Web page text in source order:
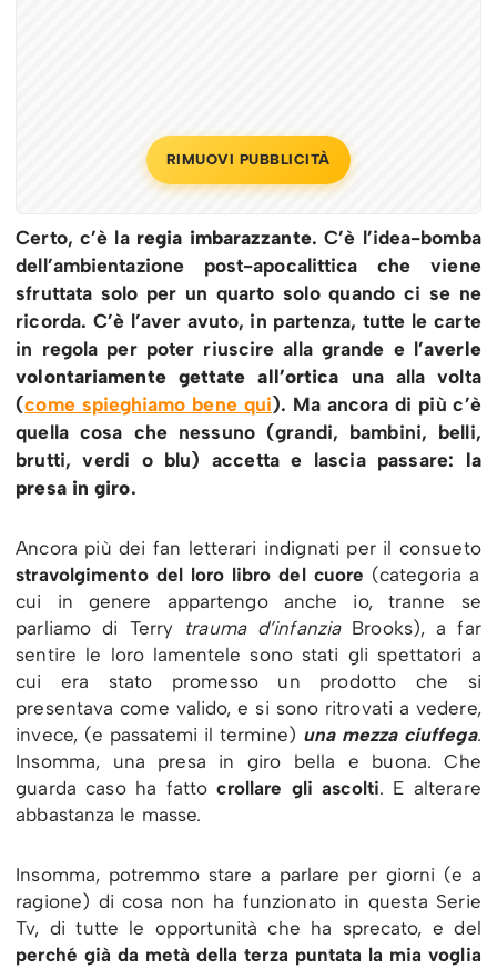
RIMUOVI PUBBLICITÀ
Certo, c’è la regia imbarazzante. C’è l’idea-bomba
dell’ambientazione post-apocalittica che viene
sfruttata solo per un quarto solo quando ci se ne
ricorda. C’è l’aver avuto, in partenza, tutte le carte
in regola per poter riuscire alla grande e l’averle
volontariamente gettate all’ortica una alla volta
(come spieghiamo bene qui). Ma ancora di più c’è
quella cosa che nessuno (grandi, bambini, belli,
brutti, verdi o blu) accetta e lascia passare: la
presa in giro.
Ancora più dei fan letterari indignati per il consueto
stravolgimento del loro libro del cuore (categoria a
cui in genere appartengo anche io, tranne se
parliamo di Terry trauma d’infanziaBrooks), a far
sentire le loro lamentele sono stati gli spettatori a
cui era stato promesso un prodotto che si
presentava come valido, e si sono ritrovati a vedere,
invece, (e passatemi il termine) una mezza ciuffega.
Insomma, una presa in giro bella e buona. Che
guarda caso ha fattocrollare gli ascolti. E alterare
abbastanza le masse.
Insomma, potremmo stare a parlare per giorni (e a
ragione) di cosa non ha funzionato in questa Serie
Tv, di tutte le opportunità che ha sprecato, e del
perché già da metà della terza puntata la mia voglia